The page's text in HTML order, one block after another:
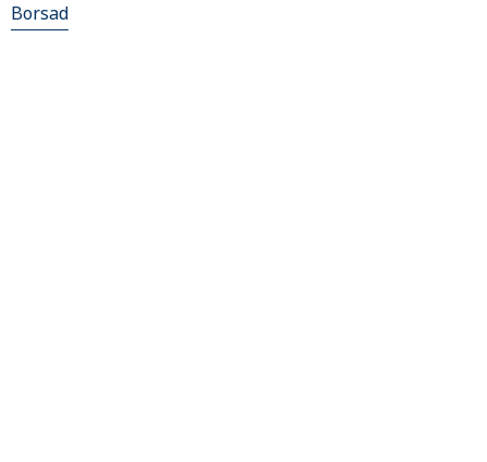
Borsad